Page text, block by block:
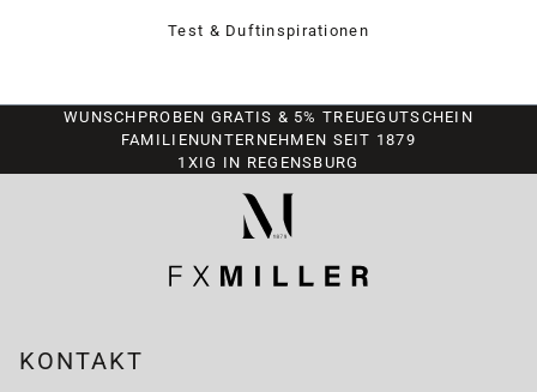
Test & Duftinspirationen
WUNSCHPROBEN GRATIS & 5% TREUEGUTSCHEIN
FAMILIENUNTERNEHMEN SEIT 1879
1XIG IN REGENSBURG
KONTAKT